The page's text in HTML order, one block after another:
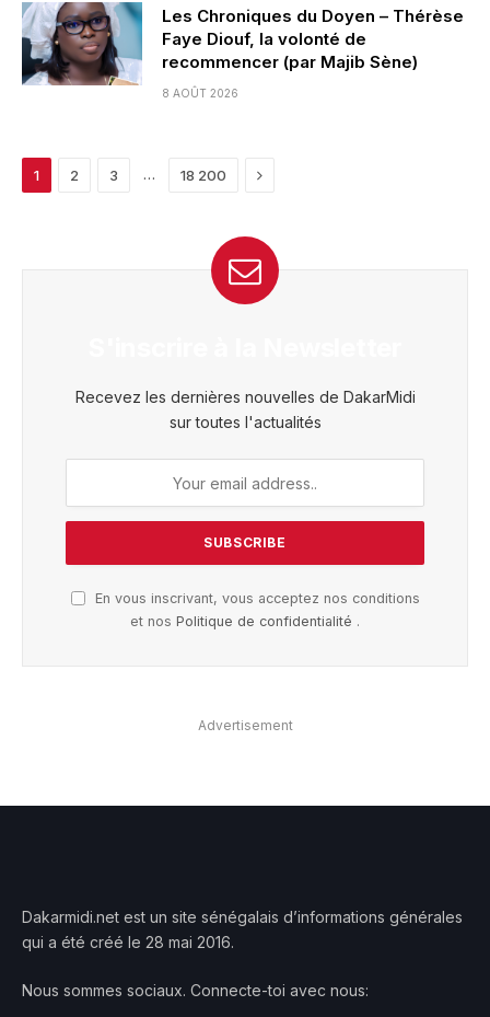
Les Chroniques du Doyen – Thérèse
Faye Diouf, la volonté de
recommencer (par Majib Sène)
8 AOÛT 2026
1 2 3 … 18 200 Next
Recevez les dernières nouvelles de DakarMidi
sur toutes l'actualités
En vous inscrivant, vous acceptez nos conditions
et nos Politique de confidentialité .
Advertisement
Dakarmidi.net est un site sénégalais d’informations générales
qui a été créé le 28 mai 2016.
Nous sommes sociaux. Connecte-toi avec nous: